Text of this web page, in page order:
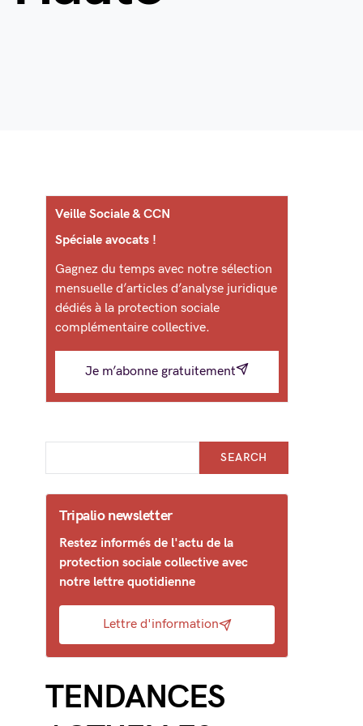
Veille Sociale & CCN
Spéciale avocats !
Gagnez du temps avec notre sélection
mensuelle d’articles d’analyse juridique
dédiés à la protection sociale
complémentaire collective.
Je m’abonne gratuitement
SEARCH
Tripalio newsletter
Restez informés de l'actu de la
protection sociale collective avec
notre lettre quotidienne
Lettre d'information
TENDANCES